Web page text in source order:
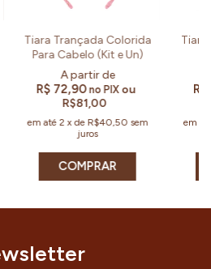
Tiara Trançada Colorida
Para Cabelo (Kit e Un)
R$ 72,90 no PIXou
R$81,00
em até 2 xde R$40,50 sem
juros
COMPRAR
Tiara
em